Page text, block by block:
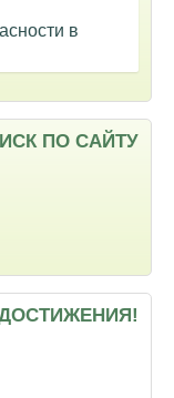
в
ПО САЙТУ